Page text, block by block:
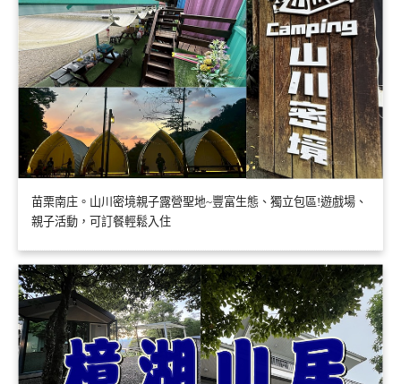
苗栗南庄。山川密境親子露營聖地~豐富生態、獨立包區!遊戲場、
親子活動，可訂餐輕鬆入住